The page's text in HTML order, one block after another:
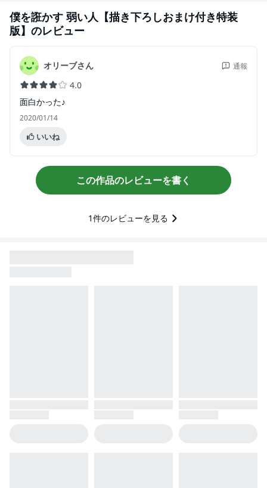
僕を誑かす 弱い人【描き下ろしおまけ付き特装
版】 のレビュー
オリーブさん 通報
4.0
面白かった♪
2020/01/14
いいね
この作品のレビューを書く
1件のレビューを見る